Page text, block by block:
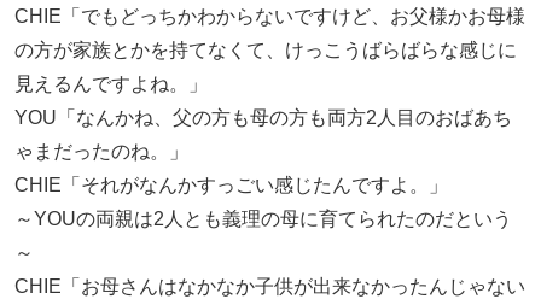
CHIE「でもどっちかわからないですけど、お父様かお母様
の方が家族とかを持てなくて、けっこうばらばらな感じに
見えるんですよね。」
YOU「なんかね、父の方も母の方も両方2人目のおばあち
ゃまだったのね。」
CHIE「それがなんかすっごい感じたんですよ。」
～YOUの両親は2人とも義理の母に育てられたのだという
～
CHIE「お母さんはなかなか子供が出来なかったんじゃない